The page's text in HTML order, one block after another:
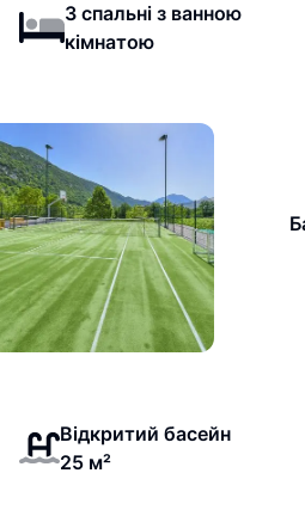
3 спальні з ванною
кімнатою
Відкритий басейн
25 м²